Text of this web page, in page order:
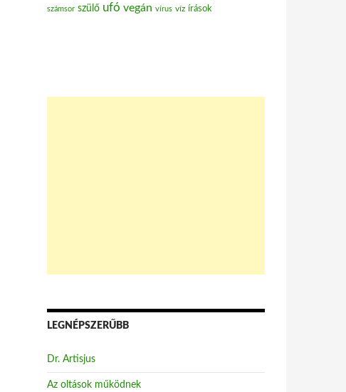
számsor szülő ufó vegán vírus víz írások
LEGNÉPSZERŰBB
Dr. Artisjus
Az oltások működnek